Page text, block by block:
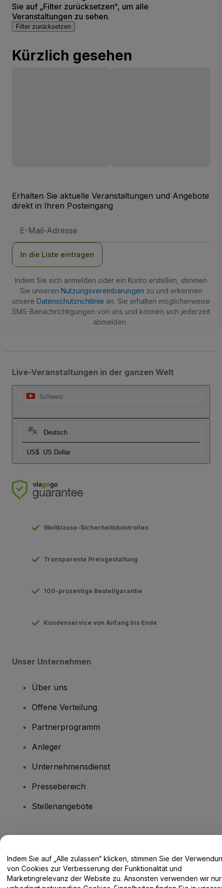
Sie auf „Filter zurücksetzen“, um alle
Veranstaltungen zu sehen.
Filter zurücksetzen
Kürzlich gesehen
Erhalten Sie aktuelle Veranstaltungen und Angebote
direkt in Ihren Posteingang
Mail-
In die Liste eintragen
Indem Sie sich anmelden oder ein Konto erstellen, stimmen
Sie unseren Nutzungsvereinbarungen zu und erkennen
unsere Datenschutzrichtlinie an. Sie erhalten möglicherweise
SMS-Benachrichtigungen von uns und können sich jederzeit
abmelden.
Live-Veranstaltungen in der ganzen Welt
Schweiz
Deutsch
US$ US Dollar
Weltklasse-Sicherheitskontrollen
Transparente Preisgestaltung
100-prozentige Bestellgarantie
Kundenservice von Anfang bis Ende
Unser Unternehmen
Über uns
Offene Verteilung
Partnerprogramm
Anleger
Unternehmensdienst
Pressebereich
Stellenangebote
Hilfe-Center / Kontakt
Indem Sie auf „Alle zulassen“ klicken, stimmen Sie der
von Cookies zur Verbesserung der Funktionalität und
Marketingrelevanz der Website zu. Ansonsten verwenden wir nur